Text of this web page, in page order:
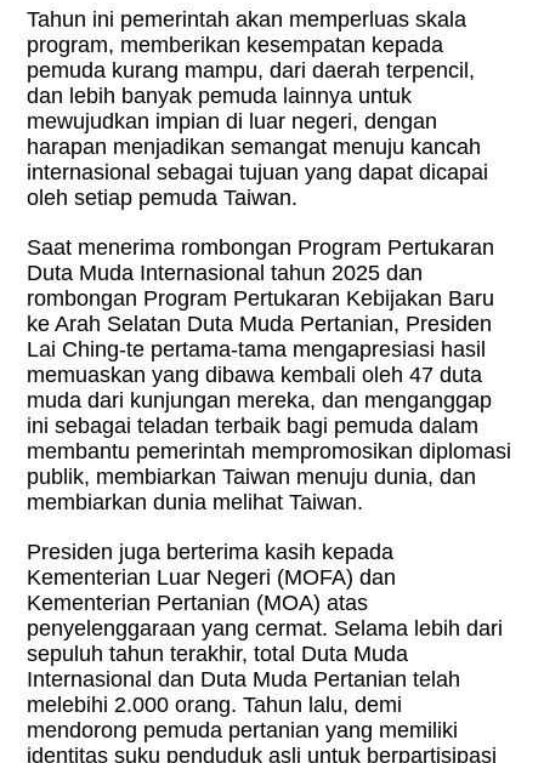
Tahun ini pemerintah akan memperluas skala
program, memberikan kesempatan kepada
pemuda kurang mampu, dari daerah terpencil,
dan lebih banyak pemuda lainnya untuk
mewujudkan impian di luar negeri, dengan
harapan menjadikan semangat menuju kancah
internasional sebagai tujuan yang dapat dicapai
oleh setiap pemuda Taiwan.
Saat menerima rombongan Program Pertukaran
Duta Muda Internasional tahun 2025 dan
rombongan Program Pertukaran Kebijakan Baru
ke Arah Selatan Duta Muda Pertanian, Presiden
Lai Ching-te pertama-tama mengapresiasi hasil
memuaskan yang dibawa kembali oleh 47 duta
muda dari kunjungan mereka, dan menganggap
ini sebagai teladan terbaik bagi pemuda dalam
membantu pemerintah mempromosikan diplomasi
publik, membiarkan Taiwan menuju dunia, dan
membiarkan dunia melihat Taiwan.
Presiden juga berterima kasih kepada
Kementerian Luar Negeri (MOFA) dan
Kementerian Pertanian (MOA) atas
penyelenggaraan yang cermat. Selama lebih dari
sepuluh tahun terakhir, total Duta Muda
Internasional dan Duta Muda Pertanian telah
melebihi 2.000 orang. Tahun lalu, demi
mendorong pemuda pertanian yang memiliki
identitas suku penduduk asli untuk berpartisipasi